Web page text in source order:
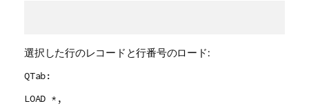
選択した行のレコードと行番号のロード:
QTab:
LOAD *,